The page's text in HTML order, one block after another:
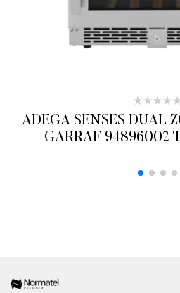
ADEGA SENSES DUAL
GARRAF 94896002